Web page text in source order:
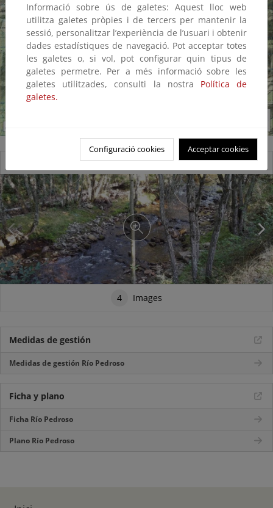
Reserva natural fluvial del río Pedroso
4 Images
Medidas de gestión
Medidas de gestión Río Pedroso
Ficha y plano
Ficha Río Pedroso
Plano Río Pedroso
Informació sobre ús de galetes: Aquest lloc web
utilitza galetes pròpies i de tercers per mantenir la
sessió, personalitzar l’experiència de l’usuari i obtenir
dades estadístiques de navegació. Pot acceptar totes
les galetes o, si vol, pot configurar quin tipus de
galetes permetre. Per a més informació sobre les
galetes utilitzades, consulti la nostra Política de
galetes.
Configuració cookies Acceptar cookies